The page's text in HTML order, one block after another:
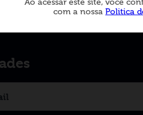
com a nossa Politica